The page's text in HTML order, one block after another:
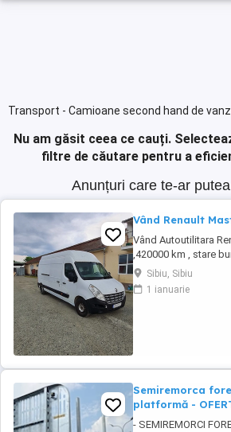
Transport - Camioane second hand de
Nu am găsit ceea ce cauți.
filtre de căutare pentru a
Anunțuri care te-ar
Vând Renault
Vând Autoutilitara
,420000 km , stare
duble pe spate.VT
expira în 12.08.2026
Sibiu, Sibiu
1 ianuarie
Semiremorca
platformă -
- SEMIREMORCI